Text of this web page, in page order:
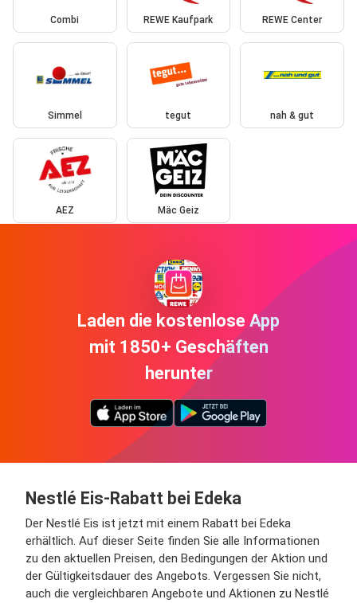
Combi REWE Kaufpark REWE Center
Simmel tegut nah & gut
AEZ Mäc Geiz
Laden die kostenlose App
mit 1850+ Geschäften
herunter
Nestlé Eis-Rabatt bei Edeka
Der Nestlé Eis ist jetzt mit einem Rabatt bei Edeka
erhältlich. Auf dieser Seite finden Sie alle Informationen
zu den aktuellen Preisen, den Bedingungen der Aktion und
der Gültigkeitsdauer des Angebots. Vergessen Sie nicht,
auch die vergleichbaren Angebote und Aktionen zu Nestlé